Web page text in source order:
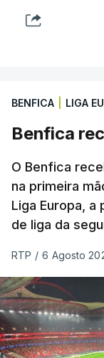
BENFICA LIGA
Benfica
O Benfica
na primeira
Liga Europa,
de liga da
RTP / 6 Agosto